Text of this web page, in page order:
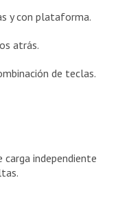
y con plataforma.
atrás.
de teclas.
carga independiente